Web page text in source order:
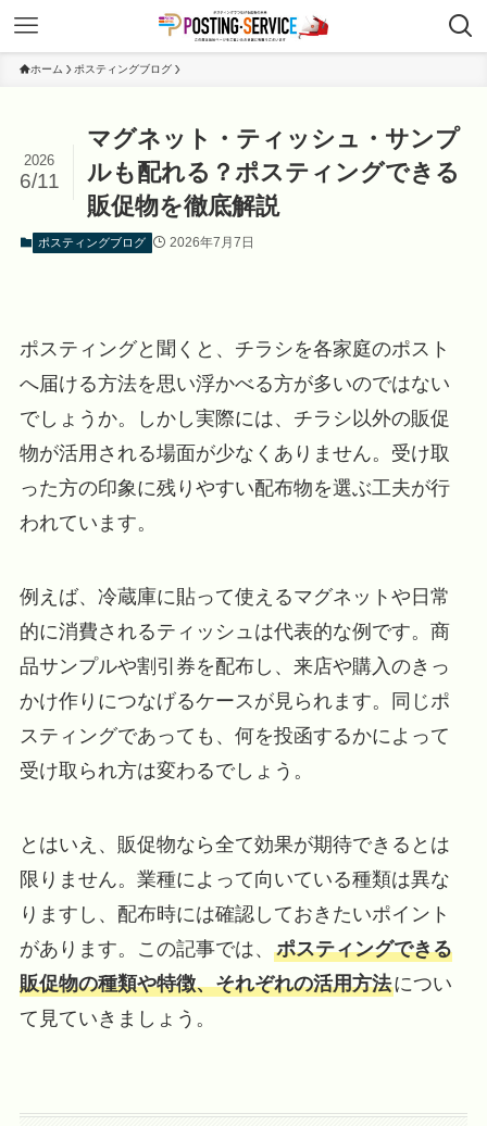
ホーム ポスティングブログ
マグネット・ティッシュ・サンプ
ルも配れる？ポスティングできる
販促物を徹底解説
2026
6/11
ポスティングブログ 2026年7月7日
ポスティングと聞くと、チラシを各家庭のポスト
へ届ける方法を思い浮かべる方が多いのではない
でしょうか。しかし実際には、チラシ以外の販促
物が活用される場面が少なくありません。受け取
った方の印象に残りやすい配布物を選ぶ工夫が行
われています。
例えば、冷蔵庫に貼って使えるマグネットや日常
的に消費されるティッシュは代表的な例です。商
品サンプルや割引券を配布し、来店や購入のきっ
かけ作りにつなげるケースが見られます。同じポ
スティングであっても、何を投函するかによって
受け取られ方は変わるでしょう。
とはいえ、販促物なら全て効果が期待できるとは
限りません。業種によって向いている種類は異な
りますし、配布時には確認しておきたいポイント
があります。この記事では、 ポスティングできる
販促物の種類や特徴、それぞれの活用方法につい
て見ていきましょう。